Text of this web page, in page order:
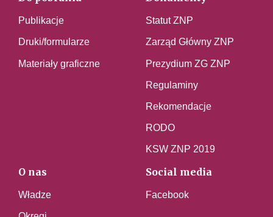
Publikacje
Druki/formularze
Materiały graficzne
Statut ZNP
Zarząd Główny ZNP
Prezydium ZG ZNP
Regulaminy
Rekomendacje
RODO
KSW ZNP 2019
O nas
Władze
Social media
Facebook